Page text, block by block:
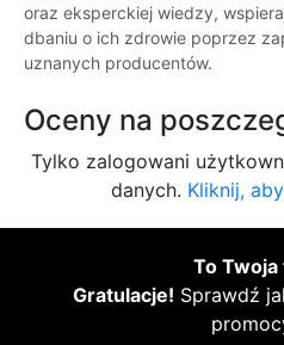
oraz eksperckiej wiedzy,
dbaniu o ich zdrowie poprzez
uznanych producentów.
Oceny na
Tylko zalogowani
danych. Kliknij,
To
Gratulacje! Sprawdź